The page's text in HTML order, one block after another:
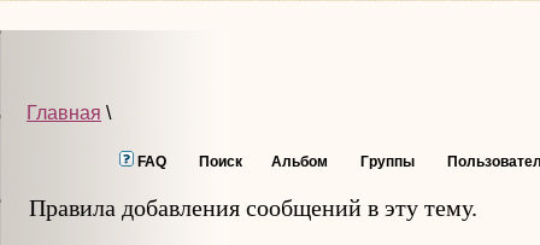
Главная \
FAQ Поиск Альбом Группы
Правила добавления сообщений в эту тему.